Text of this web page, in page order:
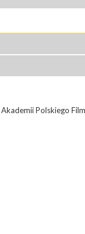
Akademii Polskiego